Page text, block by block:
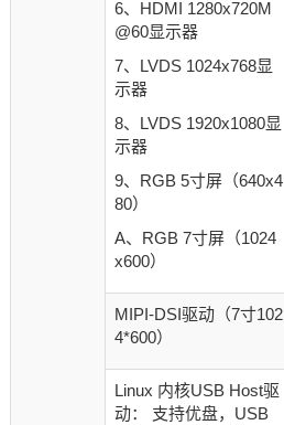
6、HDMI 1280x720M
@60显示器
7、LVDS 1024x768显
示器
8、LVDS 1920x1080显
示器
9、RGB 5寸屏（640x4
80）
A、RGB 7寸屏（1024
x600）
MIPI-DSI驱动（7寸102
4*600）
Linux 内核USB Host驱
动： 支持优盘，USB